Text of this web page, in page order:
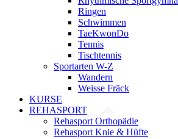
Ringen
Schwimmen
TaeKwonDo
Tennis
Tischtennis
Sportarten W-Z
Wandern
Weisse Fräck
KURSE
REHASPORT
Rehasport Orthopädie
Rehasport Knie & Hüfte